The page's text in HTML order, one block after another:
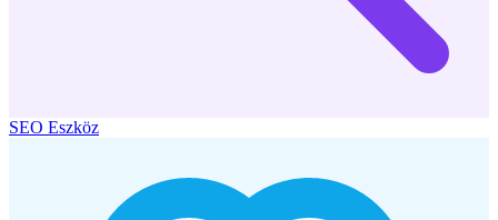
SEO Eszköz